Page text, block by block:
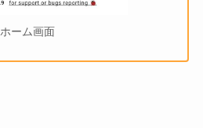
ホーム画面